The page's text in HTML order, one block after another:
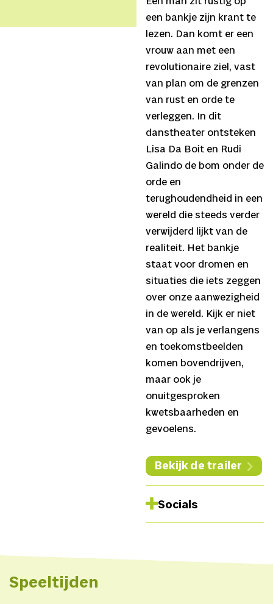
een bankje zijn krant te
lezen. Dan komt er een
vrouw aan met een
revolutionaire ziel, vast
van plan om de grenzen
van rust en orde te
verleggen. In dit
danstheater ontsteken
Lisa Da Boit en Rudi
Galindo de bom onder de
orde en
terughoudendheid in een
wereld die steeds verder
verwijderd lijkt van de
realiteit. Het bankje
staat voor dromen en
situaties die iets zeggen
over onze aanwezigheid
in de wereld. Kijk er niet
van op als je verlangens
en toekomstbeelden
komen bovendrijven,
maar ook je
onuitgesproken
kwetsbaarheden en
gevoelens.
Bekijk de trailer
Socials
Speeltijden